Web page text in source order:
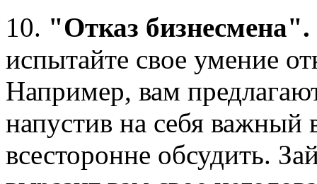
10. "Отказ бизнесмена".
испытайте свое умение
Например, вам
напустив на себя важный
всесторонне обсудить.